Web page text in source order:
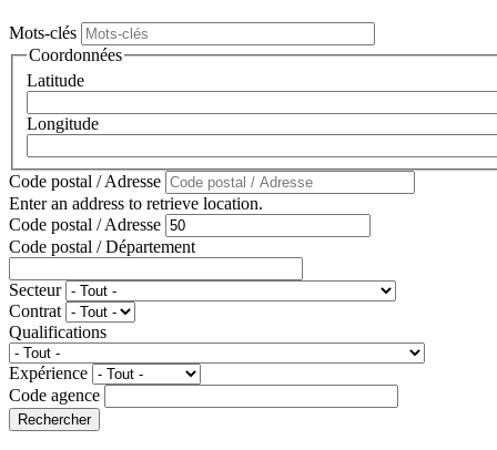
Mots-clés
Coordonnées
Latitude
Longitude
Code postal / Adresse
Enter an address to retrieve location.
Code postal / Adresse
Code postal / Département
Secteur
Contrat
Qualifications
Expérience
Code agence